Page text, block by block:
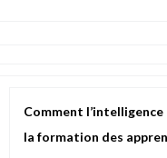
Comment
la formation des